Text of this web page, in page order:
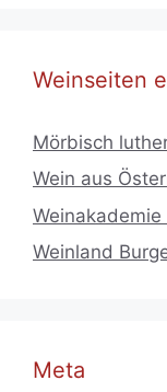
Weinseiten
Mörbisch
Wein aus
Weinland
Meta